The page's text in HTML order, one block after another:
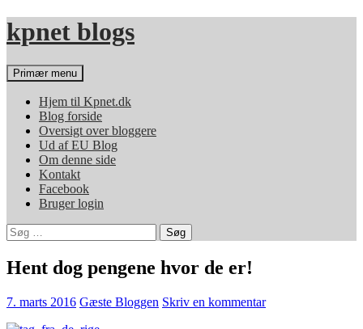
Hop
til
kpnet blogs
Søg
Primær menu
Hjem til Kpnet.dk
Blog forside
Oversigt over bloggere
Ud af EU Blog
Om denne side
Kontakt
Facebook
Bruger login
Søg
efter:
Hent dog pengene hvor de er!
7. marts 2016 Gæste Bloggen Skriv en kommentar